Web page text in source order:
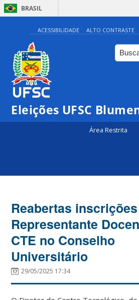
BRASIL
ACESSIBILIDADE ALTO CONTRASTE
Eleições UFSC
Área Restrita
Reabertas
Representante
CTE no Conselho
Universitário
29/05/2025 17:34